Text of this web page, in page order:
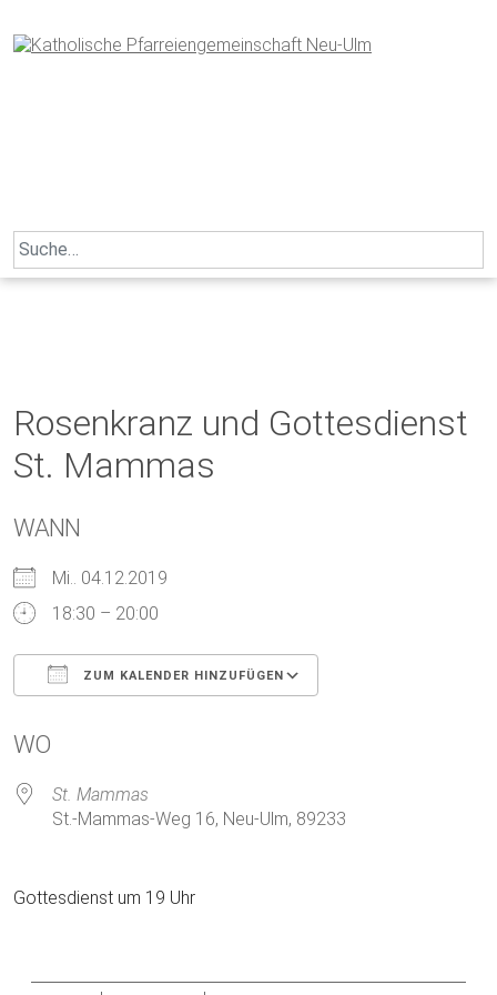
to
content
Search
for:
Rosenkranz und Gottesdienst
St. Mammas
WANN
Mi.. 04.12.2019
18:30 – 20:00
ZUM KALENDER HINZUFÜGEN
WO
St. Mammas
St.-Mammas-Weg 16, Neu-Ulm, 89233
Gottesdienst um 19 Uhr